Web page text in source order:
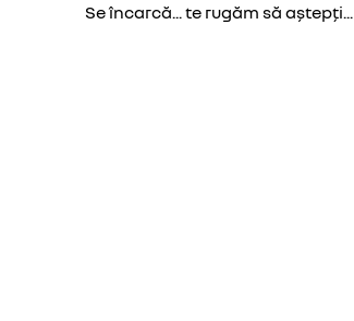
Se încarcă... te rugăm să aștepți...